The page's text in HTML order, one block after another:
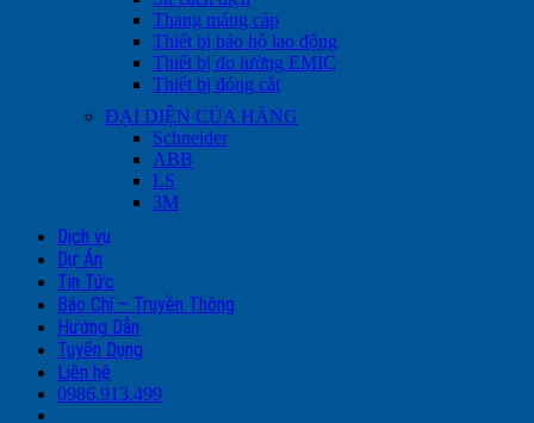
Thang máng cáp
Thiết bị bảo hộ lao động
Thiết bị đo lường EMIC
Thiết bị đóng cắt
ĐẠI DIỆN CỦA HÃNG
Schneider
ABB
LS
3M
Dịch vụ
Dự Án
Tin Tức
Báo Chí – Truyền Thông
Hướng Dẫn
Tuyển Dụng
Liên hệ
0986.913.499